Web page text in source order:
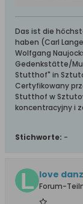
Das ist die
haben (Carl
Wolfgang
Gedenkstätte/
Stutthof" in
Certyfikowany
Stutthof w
koncentracyjny i
Stichworte: -
love
Forum-